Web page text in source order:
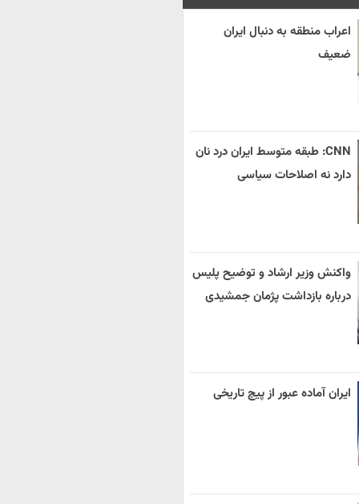
اعراب منطقه به دنبال ایران
ضعیف
CNN: طبقه متوسط ایران درد نان
دارد نه اصلاحات سیاسی
واکنش وزیر ارشاد و توضیح پلیس
درباره بازداشت پژمان جمشیدی
ایران آماده عبور از پیچ تاریخی